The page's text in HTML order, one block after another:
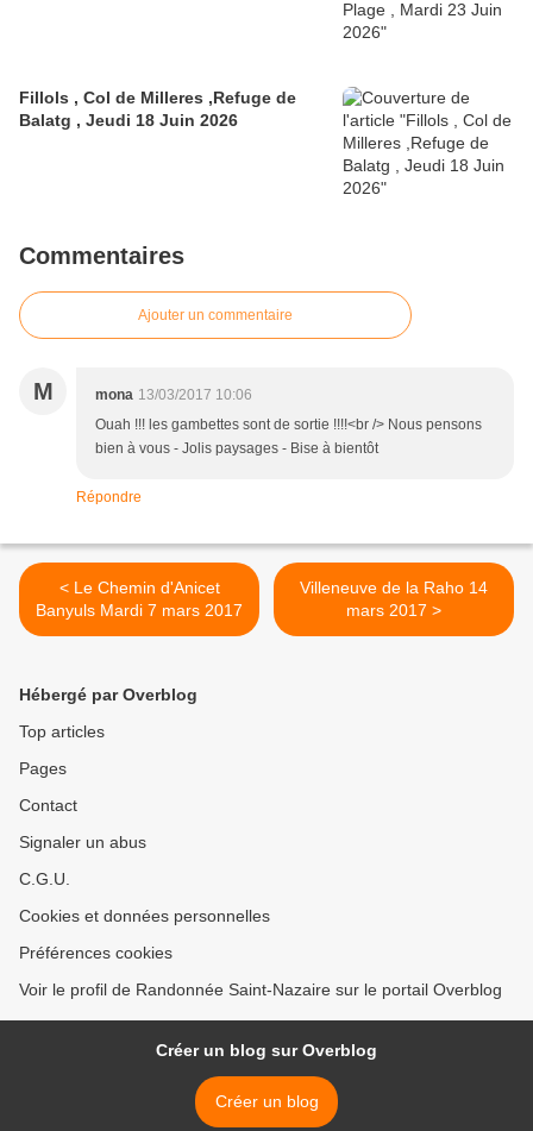
Fillols , Col de Milleres ,Refuge de
Balatg , Jeudi 18 Juin 2026
Commentaires
Ajouter un commentaire
M mona 13/03/2017 10:06
Ouah !!! les gambettes sont de sortie !!!!<br /> Nous pensons
bien à vous - Jolis paysages - Bise à bientôt
Répondre
< Le Chemin d'Anicet
Banyuls Mardi 7 mars 2017
Villeneuve de la Raho 14
mars 2017 >
Hébergé par Overblog
Top articles
Pages
Contact
Signaler un abus
C.G.U.
Cookies et données personnelles
Préférences cookies
Voir le profil de Randonnée Saint-Nazaire sur le portail Overblog
Créer un blog sur Overblog
Créer un blog